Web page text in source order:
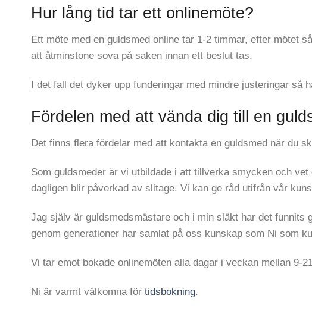
Hur lång tid tar ett onlinemöte?
Ett möte med en guldsmed online tar 1-2 timmar, efter mötet
att åtminstone sova på saken innan ett beslut tas.
I det fall det dyker upp funderingar med mindre justeringar så
Fördelen med att vända dig till en
Det finns flera fördelar med att kontakta en guldsmed när du
Som guldsmeder är vi utbildade i att tillverka smycken och
dagligen blir påverkad av slitage. Vi kan ge råd utifrån vår
Jag själv är guldsmedsmästare och i min släkt har det funnits
genom generationer har samlat på oss kunskap som Ni som
Vi tar emot bokade onlinemöten alla dagar i veckan mellan 9-
Ni är varmt välkomna för tidsbokning.